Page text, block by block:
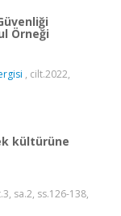
Örneği
, cilt.2022,
kültürüne
sa.2, ss.126-138,